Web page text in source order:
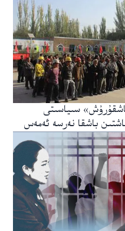
سىياسىتى
باشقا نەرسە ئەمەس